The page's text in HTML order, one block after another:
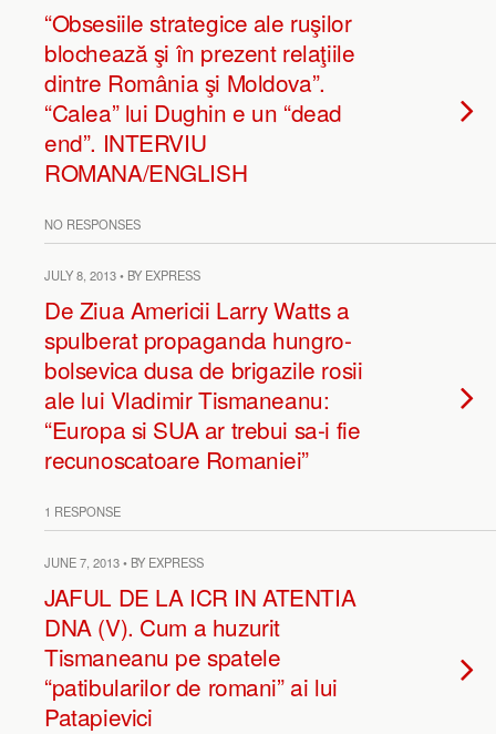
“Obsesiile strategice ale ruşilor
blochează şi în prezent relaţiile
dintre România şi Moldova”.
“Calea” lui Dughin e un “dead
end”. INTERVIU
ROMANA/ENGLISH
NO RESPONSES
JULY 8, 2013 • BY EXPRESS
De Ziua Americii Larry Watts a
spulberat propaganda hungro-
bolsevica dusa de brigazile rosii
ale lui Vladimir Tismaneanu:
“Europa si SUA ar trebui sa-i fie
recunoscatoare Romaniei”
1 RESPONSE
JUNE 7, 2013 • BY EXPRESS
JAFUL DE LA ICR IN ATENTIA
DNA (V). Cum a huzurit
Tismaneanu pe spatele
“patibularilor de romani” ai lui
Patapievici